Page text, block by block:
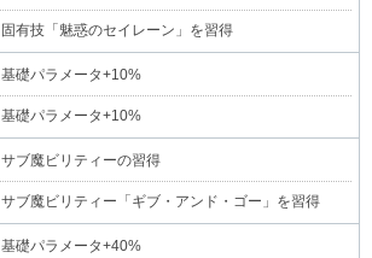
固有技「魅惑のセイレーン」を習得
基礎パラメータ+10%
基礎パラメータ+10%
サブ魔ビリティーの習得
サブ魔ビリティー「ギブ・アンド・ゴー」を習得
基礎パラメータ+40%